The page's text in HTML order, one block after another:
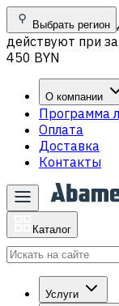
Выбрать регион
действуют при
450 BYN
О компании
Программа
Оплата
Доставка
Контакты
Каталог
Услуги